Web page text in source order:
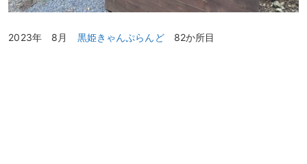
2023年 8月 黒姫きゃんぷらんど82か所目